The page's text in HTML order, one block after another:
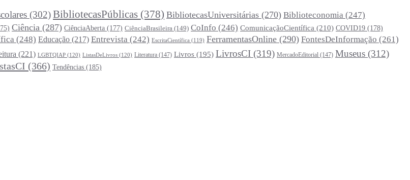
(302)BibliotecasPúblicas (378) BibliotecasUniversitárias (270) Biblioteconomia (247)
Ciência (287) CiênciaAberta (177) CiênciaBrasileira (149) CoInfo (246) ComunicaçãoCientífica (210) COVID19 (178)
(248) Educação (217) Entrevista (242) EscritaCientífica (119) FerramentasOnline (290) FontesDeInformação (261)
(221) LGBTQIAP (120) ListasDeLivros (120) Literatura (147) Livros (195) LivrosCI (319) MercadoEditorial (147) Museus (312)
(366) Tendências (185)